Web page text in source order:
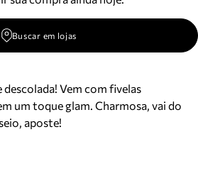
Buscar em lojas
Vem com fivelas
um toque glam. Charmosa, vai do
aposte!